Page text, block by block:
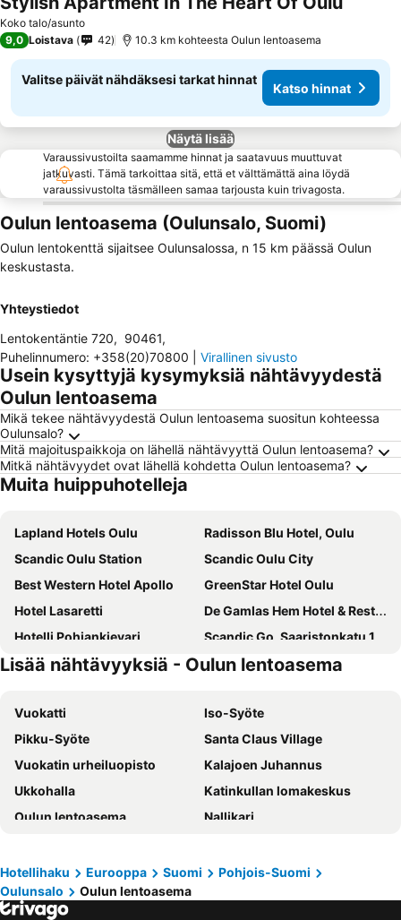
Koko talo/asunto
9,0 Loistava 42 10.3 km kohteesta Oulun lentoasema
Valitse päivät nähdäksesi tarkat hinnat
Katso hinnat
Näytä lisää
Varaussivustoilta saamamme hinnat ja saatavuus muuttuvat
jatkuvasti. Tämä tarkoittaa sitä, että et välttämättä aina löydä
varaussivustolta täsmälleen samaa tarjousta kuin trivagosta.
Oulun lentoasema (Oulunsalo, Suomi)
Oulun lentokenttä sijaitsee Oulunsalossa, n 15 km päässä Oulun
keskustasta.
Yhteystiedot
Lentokentäntie 720, 90461,
Puhelinnumero: +358(20)70800 Virallinen sivusto
Usein kysyttyjä kysymyksiä nähtävyydestä
Oulun lentoasema
Mikä tekee nähtävyydestä Oulun lentoasema suositun kohteessa
Oulunsalo?
Mitä majoituspaikkoja on lähellä nähtävyyttä Oulun lentoasema?
Mitkä nähtävyydet ovat lähellä kohdetta Oulun lentoasema?
Muita huippuhotelleja
Lapland Hotels Oulu
Radisson Blu Hotel, Oulu
Scandic Oulu Station
Scandic Oulu City
Best Western Hotel Apollo
GreenStar Hotel Oulu
Hotel Lasaretti
De Gamlas Hem Hotel & Restaurant
Hotelli Pohjankievari
Scandic Go, Saaristonkatu 1
Finlandia Hotel Airport Oulu
Park Hotel Liminka
Apartment Pohjantähti
Lisää nähtävyyksiä - Oulun lentoasema
Vuokatti
Iso-Syöte
Pikku-Syöte
Santa Claus Village
Vuokatin urheiluopisto
Kalajoen Juhannus
Ukkohalla
Katinkullan lomakeskus
Oulun lentoasema
Nallikari
Jukupark Kalajoki
Oulun rautatieasema
Arctic Circle
Hotellihaku Eurooppa Suomi
Pohjois-Suomi
Oulunsalo
Oulun lentoasema